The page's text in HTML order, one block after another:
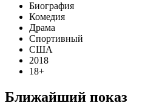
Биография
Комедия
Драма
Спортивный
США
2018
18+
Ближайший показ